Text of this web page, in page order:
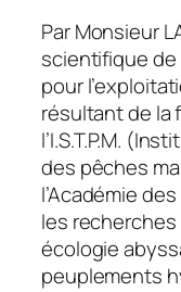
Par Monsieur
scientifique de
pour
résultant de la
l’I.S.T.P.M.
des pêches
l’Académie
les
écologie
peuplements